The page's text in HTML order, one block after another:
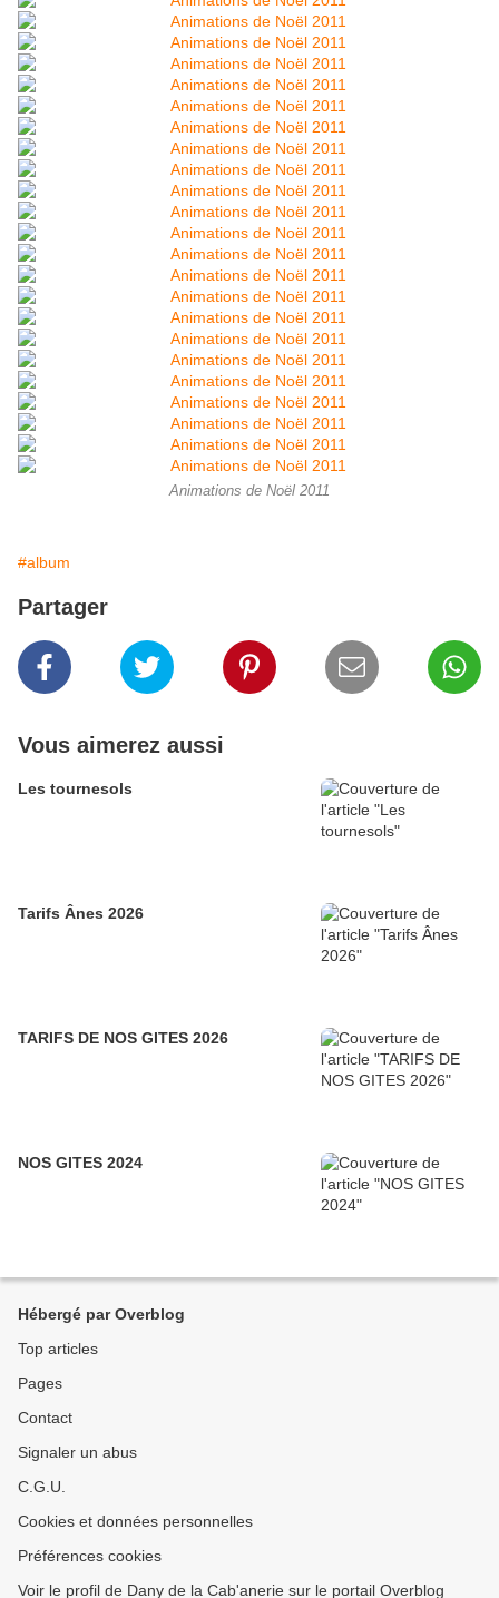
Animations de Noël 2011
#album
Partager
Vous aimerez aussi
Les tournesols
Tarifs Ânes 2026
TARIFS DE NOS GITES 2026
NOS GITES 2024
Hébergé par Overblog
Top articles
Pages
Contact
Signaler un abus
C.G.U.
Cookies et données personnelles
Préférences cookies
Voir le profil de Dany de la Cab'anerie sur le portail Overblog